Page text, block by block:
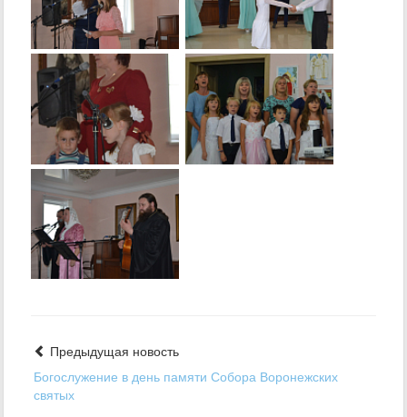
Предыдущая новость
Богослужение в день памяти Собора Воронежских
святых